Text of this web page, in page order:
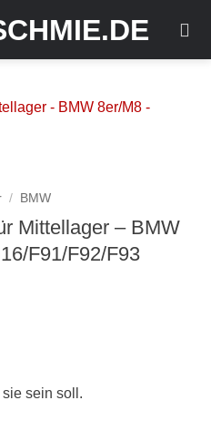
/ BMW
Mittellager – BMW
F91/F92/F93
sein soll.